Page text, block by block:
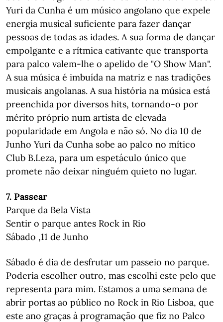
Yuri da Cunha é um músico angolano que expele
energia musical suficiente para fazer dançar
pessoas de todas as idades. A sua forma de dançar
empolgante e a rítmica cativante que transporta
para palco valem-lhe o apelido de "O Show Man".
A sua música é imbuída na matriz e nas tradições
musicais angolanas. A sua história na música está
preenchida por diversos hits, tornando-o por
mérito próprio num artista de elevada
popularidade em Angola e não só. No dia 10 de
Junho Yuri da Cunha sobe ao palco no mítico
Club B.Leza, para um espetáculo único que
promete não deixar ninguém quieto no lugar.
7. Passear
Parque da Bela Vista
Sentir o parque antes Rock in Rio
Sábado ,11 de Junho
Sábado é dia de desfrutar um passeio no parque.
Poderia escolher outro, mas escolhi este pelo que
representa para mim. Estamos a uma semana de
abrir portas ao público no Rock in Rio Lisboa, que
este ano graças à programação que fiz no Palco